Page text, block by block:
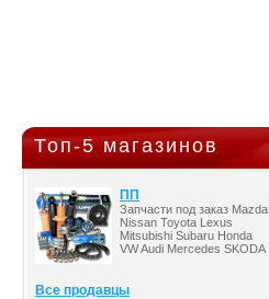
Топ-5 магазинов
ПП
Запчасти под заказ Mazda
Nissan Toyota Lexus
Mitsubishi Subaru Honda
VW Audi Mercedes SKODA
Все продавцы